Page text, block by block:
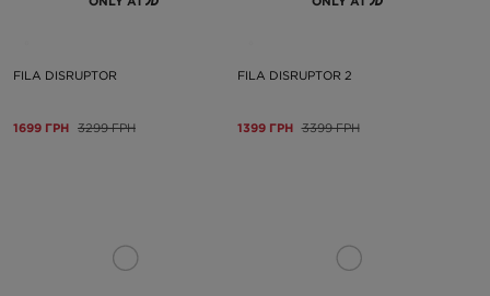
FILA DISRUPTOR
1699 ГРН 3299 ГРН
FILA DISRUPTOR 2
1399 ГРН 3399 ГРН